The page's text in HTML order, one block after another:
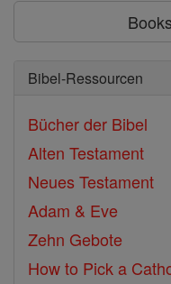
Bibel-Ressourcen
Bücher der Bibel
Alten Testament
Neues Testament
Adam & Eve
Zehn Gebote
How to Pick a